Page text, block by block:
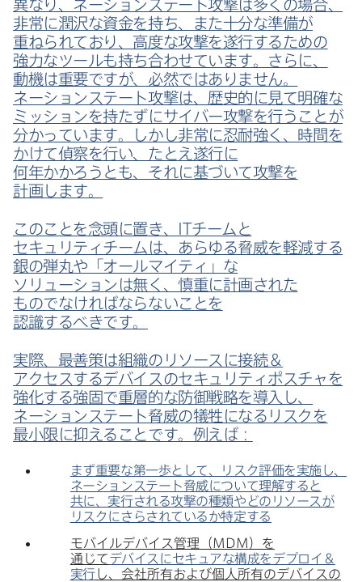
異なり、​ネーションステート攻撃は​多くの​場合、​
非常に​潤沢な​資金を​持ち、​また​十分な​準備が​
重ねられており、​高度な​攻撃を​遂行する​ための​
強力な​ツールも​持ち合わせています。​さらに、​
動機は​重要ですが、​必然では​ありません。​
ネーションステート攻撃は、​歴史的に​見て​明確な​
ミッションを​持たずに​サイバー攻撃を​行うことが​
分かっています。​しかし​非常に​忍耐強く、​時間を​
かけて​偵察を​行い、​たとえ遂行に​
何年かかろうとも、​それに​基づいて​攻撃を​
計画します。
この​ことを​念頭に​置き、 ITチームと​
セキュリティチームは、​あらゆる​脅威を​軽減する​
銀の​弾丸や​「オールマイティ」な​
ソリューションは​無く、​慎重に​計画された​
ものでなければならない​ことを​
認識するべきです。
実際、​最善策は​組織の​リソースに​接続＆
アクセスする​デバイスの​セキュリティポスチャを​
強化する​強固で​重層的な​防御戦略を​導入し、​
ネーションステート脅威の​犠牲に​なるリスクを​
最小限に​抑える​ことです。​例えば​：
まず​重要な​第一歩と​して、​リスク評価を​実施し、​
ネーションステート脅威に​ついて​理解すると​
共に、​実行される​攻撃の​種類やどの​リソースが​
リスクに​さらされているか​特定する
モバイルデバイス管理​（MDM ）を​
通じてデバイスに​セキュアな​構成を​デプロイ＆
実行し、​会社所有および​個人所有の​デバイスの​